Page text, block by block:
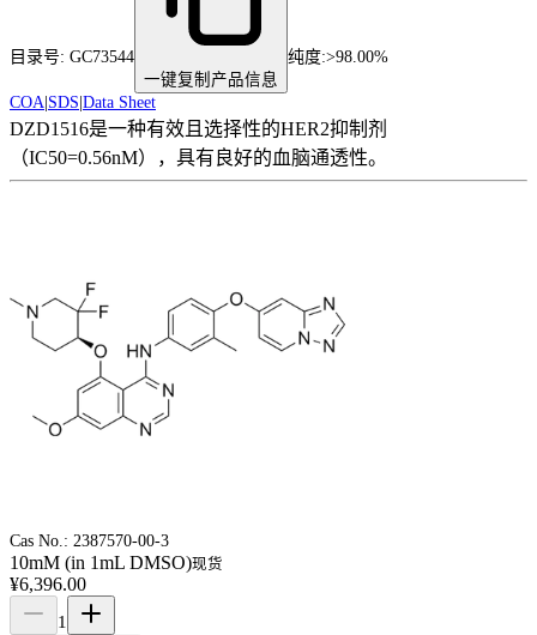
目录号: GC73544
一键复制产品信息
纯度:>98.00%
COA SDS Data Sheet
DZD1516是一种有效且选择性的HER2抑制剂
（IC50=0.56nM），具有良好的血脑通透性。
Cas No.: 2387570-00-3
10mM (in 1mL DMSO)现货
¥6,396.00
1